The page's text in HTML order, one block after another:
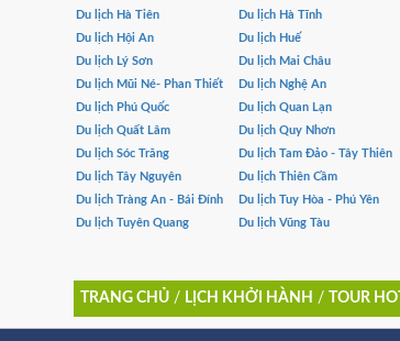
Du lịch Hà Tiên
Du lịch Hà Tĩnh
Du lịch Hội An
Du lịch Huế
Du lịch Lý Sơn
Du lịch Mai Châu
Du lịch Mũi Né- Phan Thiết
Du lịch Nghệ An
Du lịch Phú Quốc
Du lịch Quan Lạn
Du lịch Quất Lâm
Du lịch Quy Nhơn
Du lịch Sóc Trăng
Du lịch Tam Đảo - Tây Thiên
Du lịch Tây Nguyên
Du lịch Thiên Cầm
Du lịch Tràng An - Bái Đính
Du lịch Tuy Hòa - Phú Yên
Du lịch Tuyên Quang
Du lịch Vũng Tàu
TRANG CHỦ / LỊCH KHỞI HÀNH / TOUR HOT